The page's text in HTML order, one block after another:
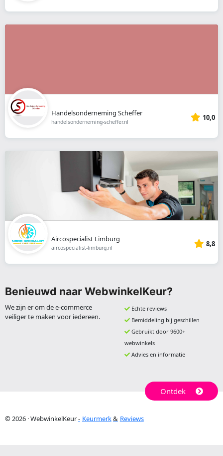
Handelsonderneming Scheffer
handelsonderneming-scheffer.nl 10,0
Aircospecialist Limburg
aircospecialist-limburg.nl 8,8
Benieuwd naar WebwinkelKeur?
We zijn er om de e-commerce
veiliger te maken voor iedereen.
Echte reviews
Bemiddeling bij geschillen
Gebruikt door 9600+
webwinkels
Advies en informatie
Ontdek
© 2026 · WebwinkelKeur Keurmerk Reviews